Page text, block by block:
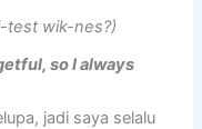
test wik-nes?)
so I always
jadi saya selalu